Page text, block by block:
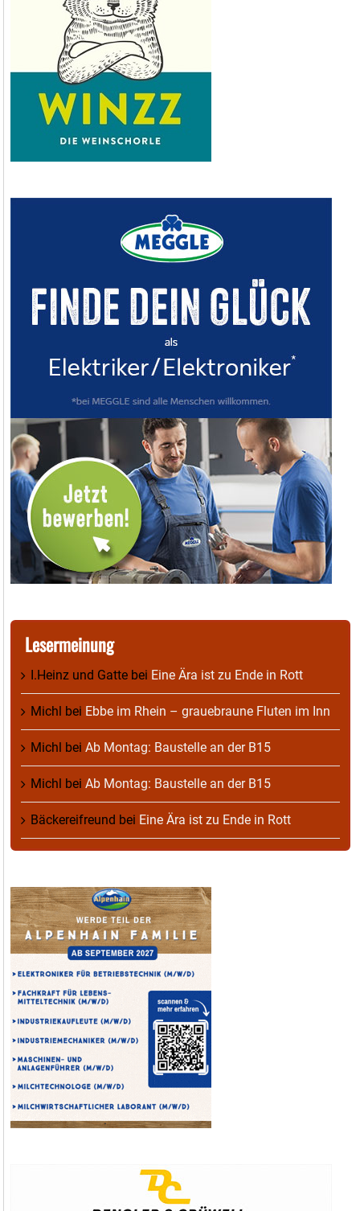
Lesermeinung
I.Heinz und Gatte bei Eine Ära ist zu Ende in Rott
Michl bei Ebbe im Rhein – grauebraune Fluten im Inn
Michl bei Ab Montag: Baustelle an der B15
Michl bei Ab Montag: Baustelle an der B15
Bäckereifreund bei Eine Ära ist zu Ende in Rott